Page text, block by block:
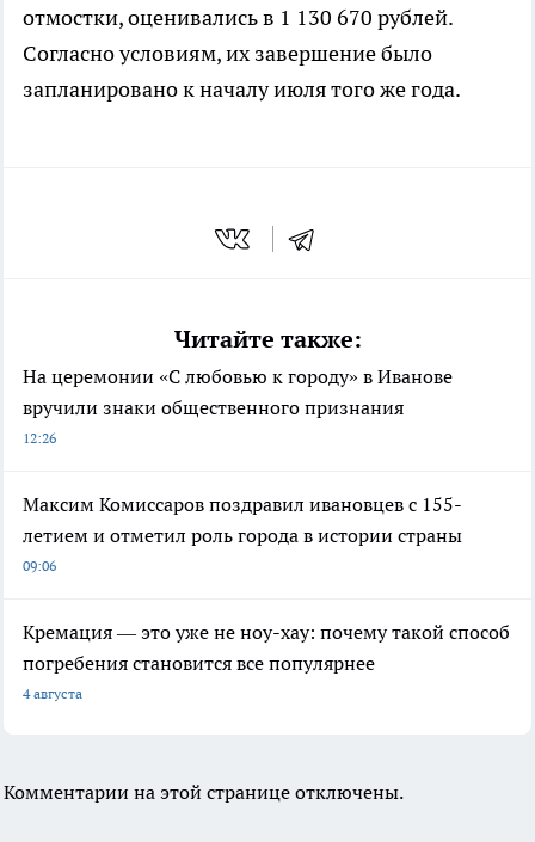
отмостки, оценивались в 1 130 670 рублей.
Согласно условиям, их завершение было
запланировано к началу июля того же года.
Читайте также:
На церемонии «С любовью к городу» в Иванове
вручили знаки общественного признания
12:26
Максим Комиссаров поздравил ивановцев с 155-
летием и отметил роль города в истории страны
09:06
Кремация — это уже не ноу-хау: почему такой способ
погребения становится все популярнее
4 августа
Комментарии на этой странице отключены.